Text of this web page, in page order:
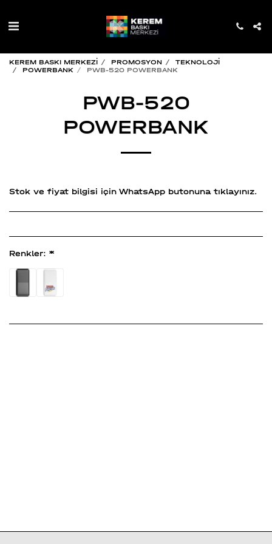
KEREM BASKI MERKEZİ PROMOSYON
TEKNOLOJİ
POWERBANK
PWB-520 POWERBANK
PWB-520
POWERBANK
Stok ve fiyat bilgisi için WhatsApp butonuna tıklayınız.
Renkler: *